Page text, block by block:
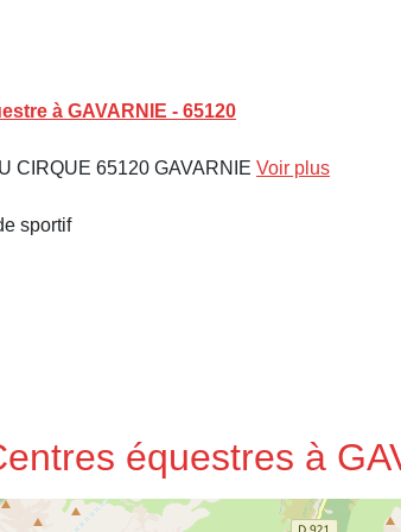
à GAVARNIE - 65120
CIRQUE 65120 GAVARNIE Voir plus
sportif
équestres à